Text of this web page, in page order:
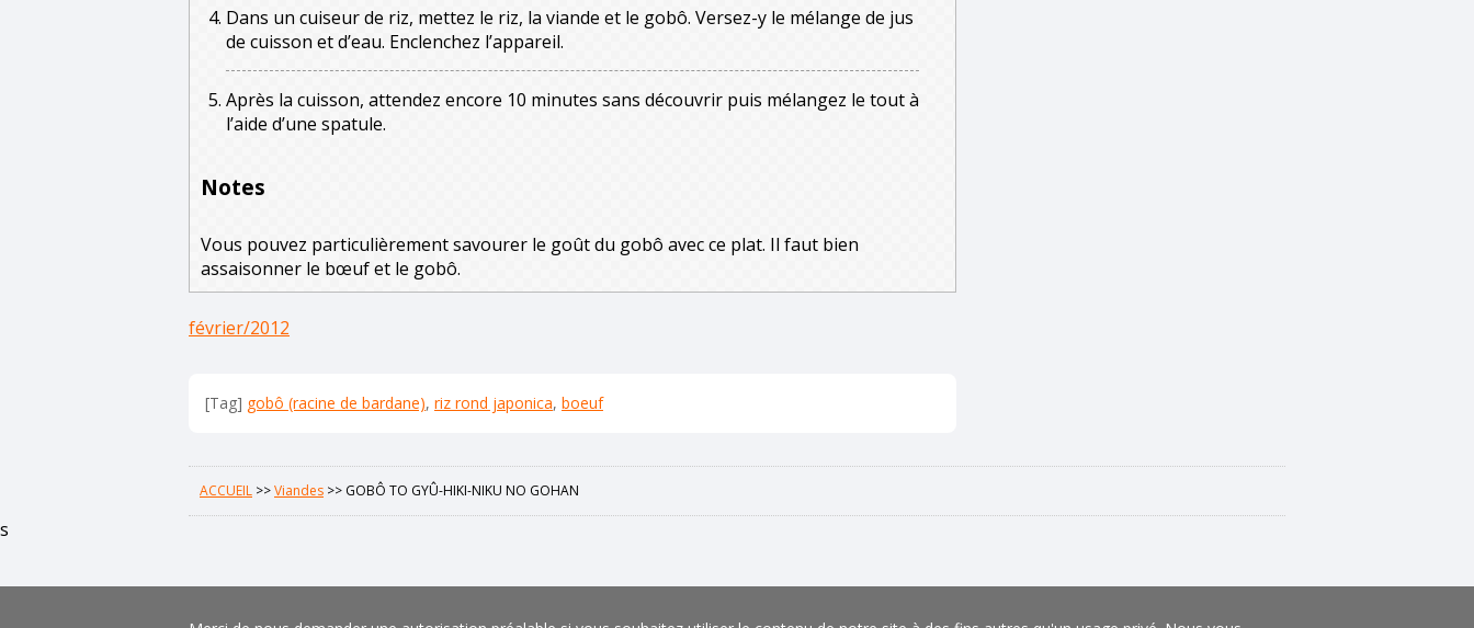
Dans un cuiseur de riz, mettez le riz, la viande et le gobô. Versez-y le mélange de jus
de cuisson et d’eau. Enclenchez l’appareil.
Après la cuisson, attendez encore 10 minutes sans découvrir puis mélangez le tout à
l’aide d’une spatule.
Notes
Vous pouvez particulièrement savourer le goût du gobô avec ce plat. Il faut bien
assaisonner le bœuf et le gobô.
février/2012
[Tag] gobô (racine de bardane), riz rond japonica, boeuf
ACCUEIL >>Viandes >> GOBÔ TO GYÛ-HIKI-NIKU NO GOHAN
s